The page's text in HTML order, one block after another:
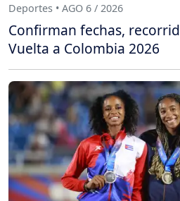
Deportes • AGO 6 / 2026
Confirman fechas,
Vuelta a Colombia 2026